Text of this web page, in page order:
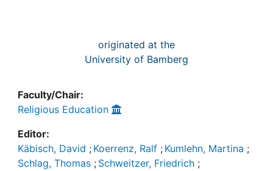
originated at the
University of Bamberg
Faculty/Chair:
Religious Education
Editor:
Käbisch, David ; Koerrenz, Ralf ; Kumlehn, Martina ;
Schlag, Thomas ; Schweitzer, Friedrich ;